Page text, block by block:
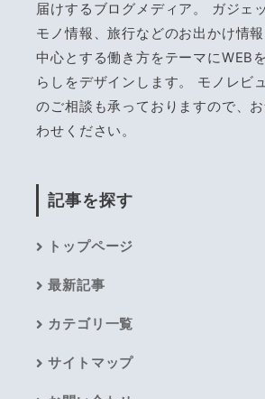
届けするブログメディア。 ガジェ
モノ情報、旅行などのお出かけ情
中心とする働き方をテーマにWEB
らしをデザインします。 モノレビ
のご相談も承っておりますので、
わせください。
記事を探す
トップページ
最新記事
カテゴリ一覧
サイトマップ